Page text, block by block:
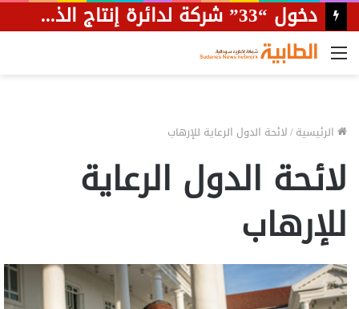
دخول “33” شركة لدائرة إنتاج الذهب بالسودان
القائمة
الرئيسية/لائحة الدول الرعاية للإرهاب
لائحة الدول الرعاية
للإرهاب